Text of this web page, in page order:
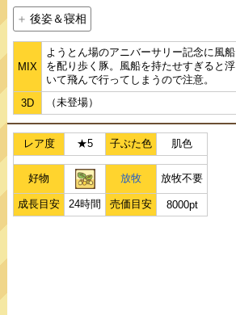
後姿＆寝相
MIX
ようとん場のアニバーサリー記念に風船
を配り歩く豚。風船を持たせすぎると浮
いて飛んで行ってしまうので注意。
3D
（未登場）
レア度 ★5 子ぶた色 肌色
好物 放牧 放牧不要
成長目安 24時間 売価目安 8000pt